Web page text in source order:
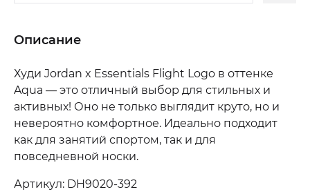
Описание
Худи Jordan x Essentials Flight Logo в оттенке
Aqua — это отличный выбор для стильных и
активных! Оно не только выглядит круто, но и
невероятно комфортное. Идеально подходит
как для занятий спортом, так и для
повседневной носки.
Артикул: DH9020-392